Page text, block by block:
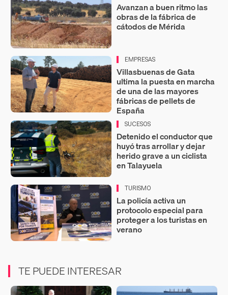
Avanzan a buen ritmo las
obras de la fábrica de
cátodos de Mérida
EMPRESAS
Villasbuenas de Gata
ultima la puesta en marcha
de una de las mayores
fábricas de pellets de
España
SUCESOS
Detenido el conductor que
huyó tras arrollar y dejar
herido grave a un ciclista
en Talayuela
TURISMO
La policía activa un
protocolo especial para
proteger a los turistas en
verano
TE PUEDE INTERESAR